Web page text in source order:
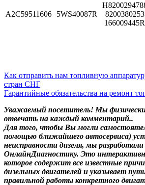
A2C59511606 5WS40087R
8200380253
166009445R
Как отправить нам топливную
стран СНГ
Гарантийные обязательства на ремонт
Уважаемый посетитель! Мы
отвечать на каждый комментарий..
Для того, чтобы Вы могли
помощью ближайшего автосервиса)
неисправности дизеля, мы разработали
ОнлайнДиагностику. Это
которое содержит все известные
дизельных двигателей и указывает
правильной работы конкретного